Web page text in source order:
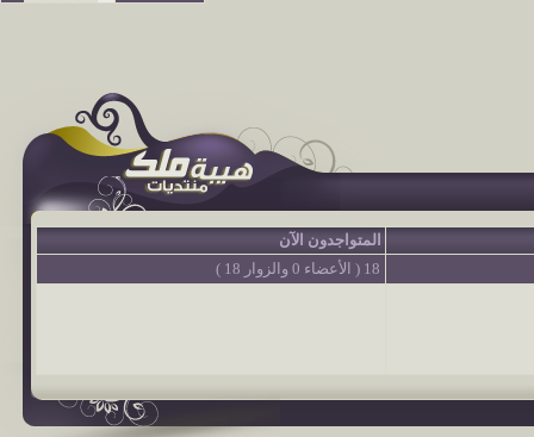
المتواجدون الآن
18 ( الأعضاء 0 والزوار 18 )